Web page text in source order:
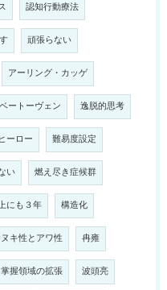
認知行動療法
頑張らない
アーリング・カッゲ
ベートーヴェン 逸脱的思考
ーロー 難易度設定
い 燃え尽き症候群
にも３年 構造化
キ性とアワ性 冉雍
掌握領域の拡張 波頭亮